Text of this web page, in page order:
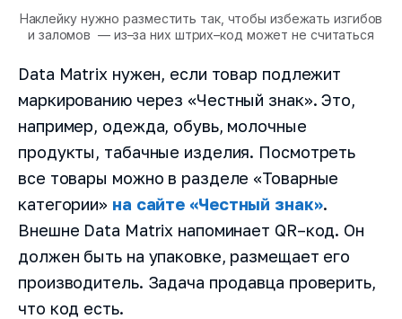
Наклейку нужно разместить так, чтобы избежать изгибов
и заломов — из–за них штрих–код может не считаться
Data Matrix нужен, если товар подлежит
маркированию через «Честный знак». Это,
например, одежда, обувь, молочные
продукты, табачные изделия. Посмотреть
все товары можно в разделе «Товарные
категории» на сайте «Честный знак».
Внешне Data Matrix напоминает QR–код. Он
должен быть на упаковке, размещает его
производитель. Задача продавца проверить,
что код есть.